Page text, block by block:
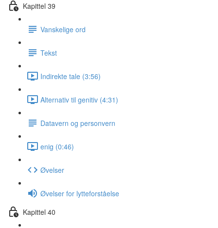
Kapittel 39
Vanskelige ord
Tekst
Indirekte tale (3:56)
Alternativ til genitiv (4:31)
Datavern og personvern
enig (0:46)
Øvelser
Øvelser for lytteforståelse
Kapittel 40